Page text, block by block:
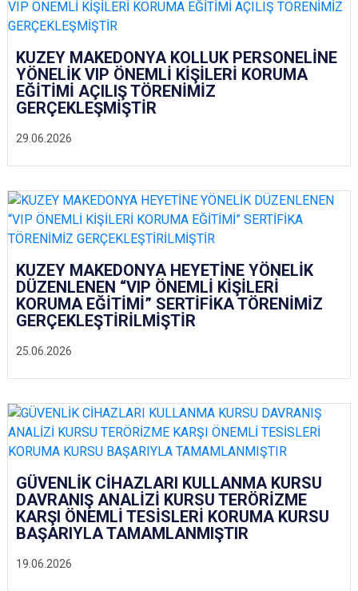
29.06.2026
KUZEY MAKEDONYA KOLLUK PERSONELİNE
YÖNELİK VIP ÖNEMLİ KİŞİLERİ KORUMA
EĞİTİMİ AÇILIŞ TÖRENİMİZ
GERÇEKLEŞMİŞTİR
25.06.2026
KUZEY MAKEDONYA HEYETİNE YÖNELİK
DÜZENLENEN “VIP ÖNEMLİ KİŞİLERİ
KORUMA EĞİTİMİ” SERTİFİKA TÖRENİMİZ
GERÇEKLEŞTİRİLMİŞTİR
19.06.2026
GÜVENLİK CİHAZLARI KULLANMA KURSU
DAVRANIŞ ANALİZİ KURSU TERÖRİZME
KARŞI ÖNEMLİ TESİSLERİ KORUMA KURSU
BAŞARIYLA TAMAMLANMIŞTIR